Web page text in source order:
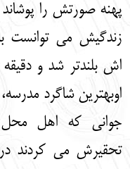
پهنه صورتش را
زندگیش می توانست
اش بلندتر شد و
اوبهترین شاگرد
جوانی که اهل محل
تحقیرش می کردند